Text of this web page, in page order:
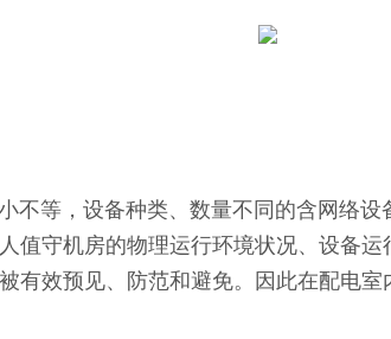
等，设备种类、数量不同的含网络设
值守机房的物理运行环境状况、设备
有效预见、防范和避免。因此在配电